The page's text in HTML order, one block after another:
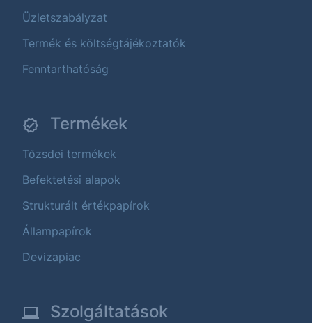
Üzletszabályzat
Termék és költségtájékoztatók
Fenntarthatóság
Termékek
Tőzsdei termékek
Befektetési alapok
Strukturált értékpapírok
Állampapírok
Devizapiac
Szolgáltatások